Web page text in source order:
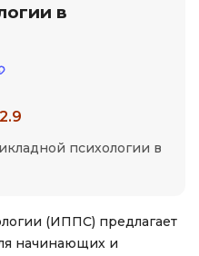
в
2.9
психологии в
(ИППС) предлагает
начинающих и